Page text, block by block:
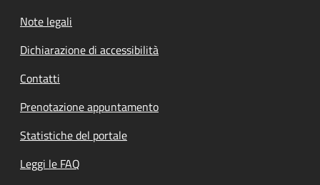
Note legali
Dichiarazione di accessibilità
Contatti
Prenotazione appuntamento
Statistiche del portale
Leggi le FAQ